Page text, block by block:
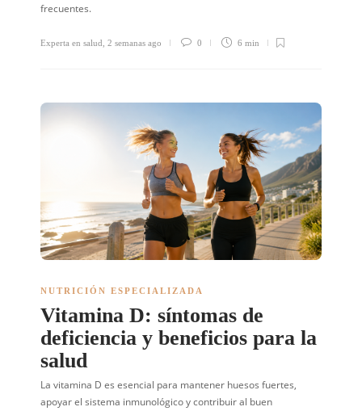
frecuentes.
Experta en salud 2 semanas ago 0 6 min
NUTRICIÓN ESPECIALIZADA
Vitamina D: síntomas de
deficiencia y beneficios para la
salud
La vitamina D es esencial para mantener huesos fuertes,
apoyar el sistema inmunológico y contribuir al buen